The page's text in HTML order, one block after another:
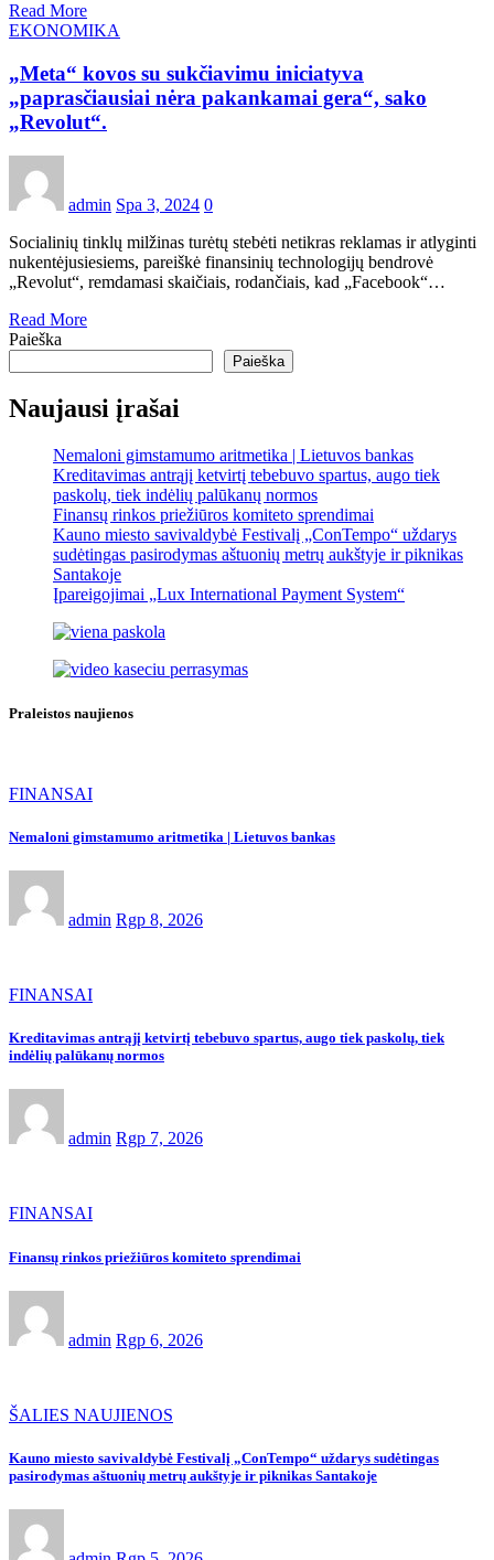
Read More
EKONOMIKA
„Meta“ kovos su sukčiavimu iniciatyva
„paprasčiausiai nėra pakankamai gera“, sako
„Revolut“.
admin Spa 3, 2024 0
Socialinių tinklų milžinas turėtų stebėti netikras reklamas ir atlyginti
nukentėjusiesiems, pareiškė finansinių technologijų bendrovė
„Revolut“, remdamasi skaičiais, rodančiais, kad „Facebook“…
Read More
Paieška
Paieška
Naujausi įrašai
Nemaloni gimstamumo aritmetika | Lietuvos bankas
Kreditavimas antrąjį ketvirtį tebebuvo spartus, augo tiek
paskolų, tiek indėlių palūkanų normos
Finansų rinkos priežiūros komiteto sprendimai
Kauno miesto savivaldybė Festivalį „ConTempo“ uždarys
sudėtingas pasirodymas aštuonių metrų aukštyje ir piknikas
Santakoje
Įpareigojimai „Lux International Payment System“
Praleistos naujienos
FINANSAI
Nemaloni gimstamumo aritmetika | Lietuvos bankas
admin Rgp 8, 2026
FINANSAI
Kreditavimas antrąjį ketvirtį tebebuvo spartus, augo tiek paskolų, tiek
indėlių palūkanų normos
admin Rgp 7, 2026
FINANSAI
Finansų rinkos priežiūros komiteto sprendimai
admin Rgp 6, 2026
ŠALIES NAUJIENOS
Kauno miesto savivaldybė Festivalį „ConTempo“ uždarys sudėtingas
pasirodymas aštuonių metrų aukštyje ir piknikas Santakoje